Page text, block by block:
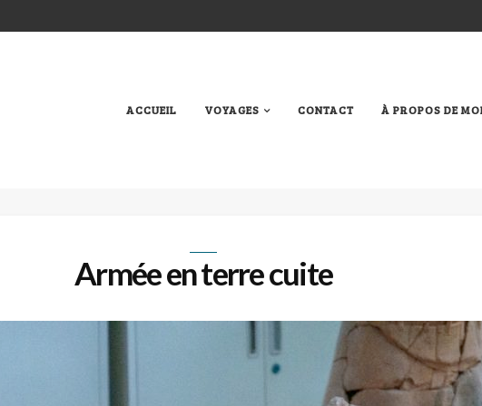
ACCUEIL VOYAGES CONTACT À PROPOS DE
Armée en terre cuite